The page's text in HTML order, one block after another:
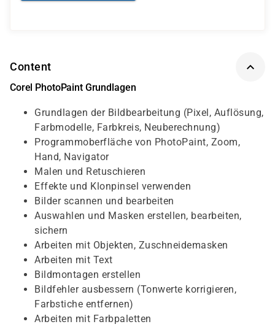
Content
Corel PhotoPaint Grundlagen
Grundlagen der Bildbearbeitung (Pixel, Auflösung,
Farbmodelle, Farbkreis, Neuberechnung)
Programmoberfläche von PhotoPaint, Zoom,
Hand, Navigator
Malen und Retuschieren
Effekte und Klonpinsel verwenden
Bilder scannen und bearbeiten
Auswahlen und Masken erstellen, bearbeiten,
sichern
Arbeiten mit Objekten, Zuschneidemasken
Arbeiten mit Text
Bildmontagen erstellen
Bildfehler ausbessern (Tonwerte korrigieren,
Farbstiche entfernen)
Arbeiten mit Farbpaletten